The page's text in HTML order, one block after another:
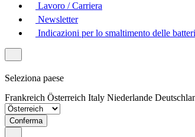
Lavoro / Carriera
Newsletter
Indicazioni per lo smaltimento delle
Seleziona paese
Frankreich Österreich Italy Niederlande
Conferma